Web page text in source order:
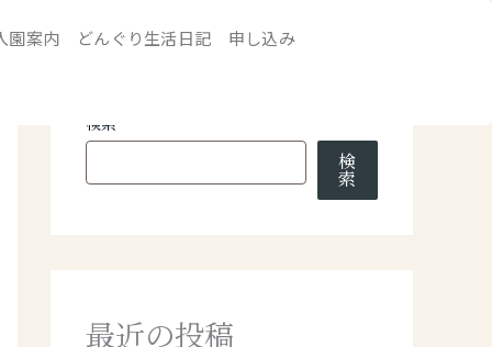
園案内 どんぐり生活日記 申し込み
検索
検
索
最近の投稿